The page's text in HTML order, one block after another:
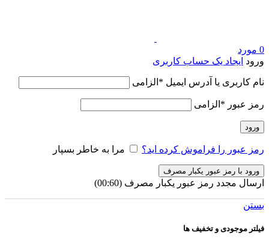
0 مورد
ورود ایجاد یک حساب کاربری
نام کاربری یا آدرس ایمیل * الزامی
رمز عبور * الزامی
ورود
رمز عبور را فراموش کرده اید؟ مرا به خاطر بسپار
ورود با رمز عبور یکبار مصرف
ارسال مجدد رمز عبور یکبار مصرف (00:
60
)
بستن
فیلتر موجودی و تخفیف ها